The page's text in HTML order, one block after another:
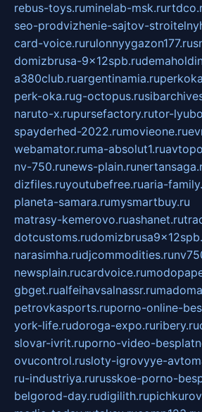
rebus-toys.ruminelab-msk.ru
seo-prodvizhenie-sajtov-
card-voice.rurulonnyygazon177.ru
domizbrusa-9x12spb.ru
a380club.ruargentinamia.ru
perk-oka.rug-octopus.ru
naruto-x.rupursefactory.rutor-
spayderhed-2022.rumovieone.ru
webamator.ruma-absolut1.ru
nv-750.runews-plain.ru
dizfiles.ruyoutubefree.ruaria-
planeta-samara.rumysmartbuy.ru
matrasy-kemerovo.ruashanet.ru
dotcustoms.ru
narasimha.rudjcommodities.ru
newsplain.rucardvoice.ru
gbget.rualfeihavsalnassr.ru
petrovkasports.ruporno-online-
york-life.rudoroga-expo.ruribery.ru
slovar-ivrit.ruporno-video-
ovucontrol.rusloty-igrovyye-
ru-industriya.rurusskoe-porno-
belgorod-day.rudigilith.ru